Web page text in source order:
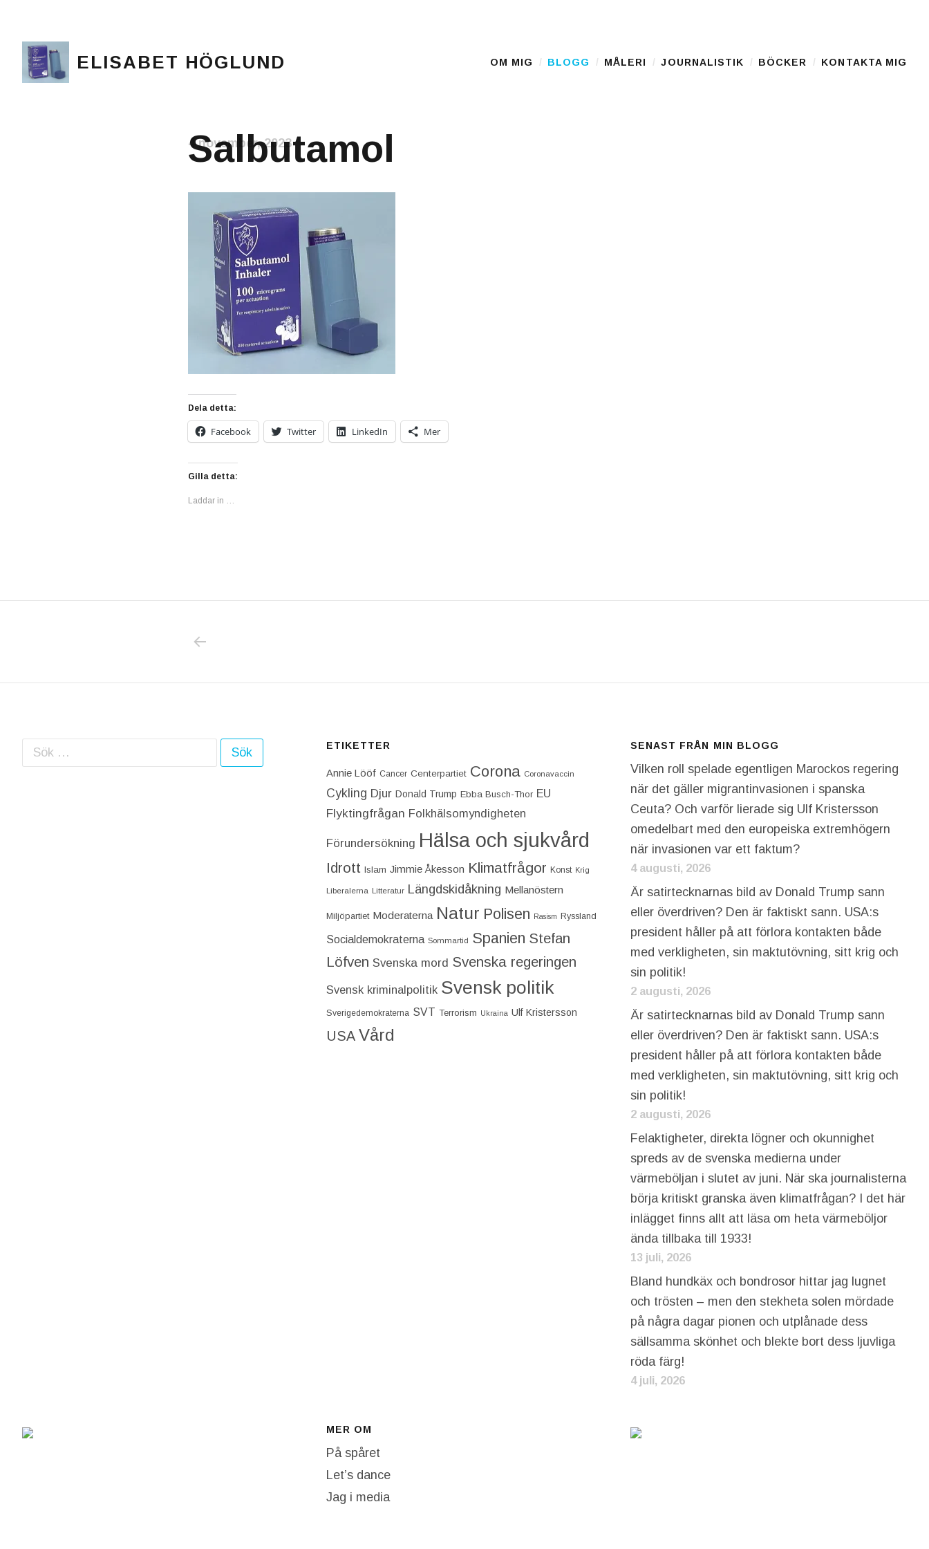
ELISABET HÖGLUND Main Menu
OM MIG BLOGG MÅLERI JOURNALISTIK BÖCKER KONTAKTA MIG
Salbutamol
4 november, 2023
Dela detta:
Facebook Twitter LinkedIn Mer
Gilla detta:
Laddar in …
Sök efter: ETIKETTER
Annie Lööf Cancer Centerpartiet‎ Corona Coronavaccin
Cykling Djur Donald Trump Ebba Busch-Thor EU
Flyktingfrågan Folkhälsomyndigheten
Förundersökning Hälsa och sjukvård
Idrott Islam Jimmie Åkesson Klimatfrågor Konst Krig
Liberalerna Litteratur Längdskidåkning Mellanöstern
Miljöpartiet Moderaterna Natur Polisen Rasism Ryssland
Socialdemokraterna Sommartid Spanien Stefan
Löfven Svenska mord Svenska regeringen
Svensk kriminalpolitik Svensk politik
Sverigedemokraterna SVT Terrorism Ukraina Ulf Kristersson
USA Vård
SENAST FRÅN MIN BLOGG
Vilken roll spelade egentligen Marockos regering
när det gäller migrantinvasionen i spanska
Ceuta? Och varför lierade sig Ulf Kristersson
omedelbart med den europeiska extremhögern
när invasionen var ett faktum?
4 augusti, 2026
Är satirtecknarnas bild av Donald Trump sann
eller överdriven? Den är faktiskt sann. USA:s
president håller på att förlora kontakten både
med verkligheten, sin maktutövning, sitt krig och
sin politik!
2 augusti, 2026
Är satirtecknarnas bild av Donald Trump sann
eller överdriven? Den är faktiskt sann. USA:s
president håller på att förlora kontakten både
med verkligheten, sin maktutövning, sitt krig och
sin politik!
2 augusti, 2026
Felaktigheter, direkta lögner och okunnighet
spreds av de svenska medierna under
värmeböljan i slutet av juni. När ska journalisterna
börja kritiskt granska även klimatfrågan? I det här
inlägget finns allt att läsa om heta värmeböljor
ända tillbaka till 1933!
13 juli, 2026
Bland hundkäx och bondrosor hittar jag lugnet
och trösten – men den stekheta solen mördade
på några dagar pionen och utplånade dess
sällsamma skönhet och blekte bort dess ljuvliga
röda färg!
4 juli, 2026
MER OM
På spåret
Let’s dance
Jag i media